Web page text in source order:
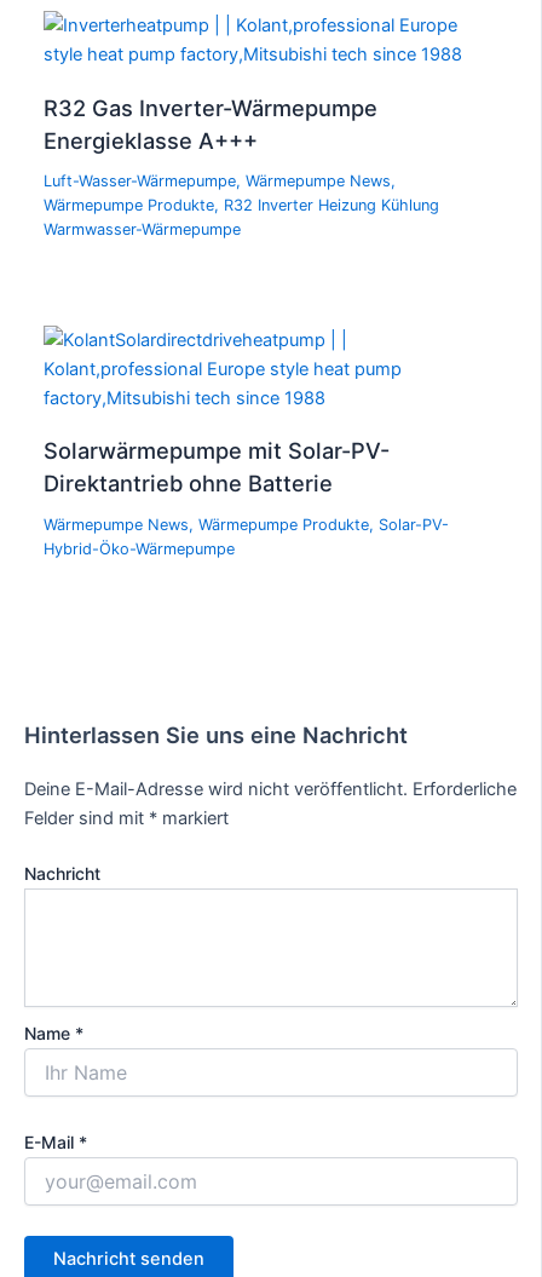
R32 Gas Inverter-Wärmepumpe
Energieklasse A+++
Luft-Wasser-Wärmepumpe,Wärmepumpe News,
Wärmepumpe Produkte, R32 Inverter Heizung Kühlung
Warmwasser-Wärmepumpe
Solarwärmepumpe mit Solar-PV-
Direktantrieb ohne Batterie
Wärmepumpe News,Wärmepumpe Produkte, Solar-PV-
Hybrid-Öko-Wärmepumpe
Hinterlassen Sie uns eine Nachricht
Deine E-Mail-Adresse wird nicht veröffentlicht. Erforderliche
Felder sind mit * markiert
Nachricht
Name *
E-Mail *